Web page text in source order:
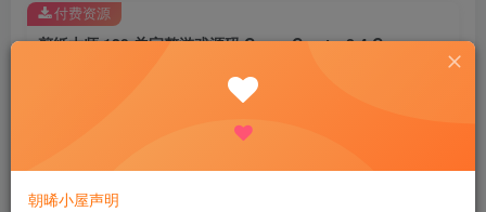
剪纸大师 120 关完整游戏源码 CocosCreator2.4 Cocos 开发源代码
付费资源
朝晞小屋声明